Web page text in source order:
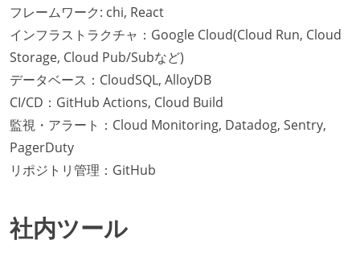
フレームワーク: chi, React
インフラストラクチャ：Google Cloud(Cloud Run, Cloud
Storage, Cloud Pub/Subなど)
データベース：CloudSQL, AlloyDB
CI/CD：GitHub Actions, Cloud Build
監視・アラート：Cloud Monitoring, Datadog, Sentry,
PagerDuty
リポジトリ管理：GitHub
社内ツール